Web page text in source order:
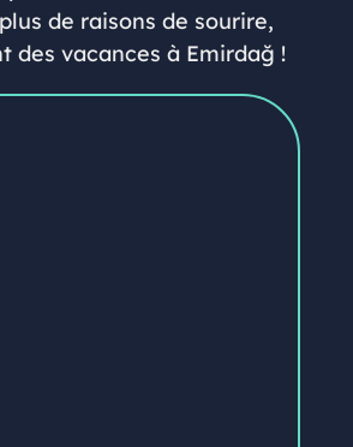
de raisons de sourire,
des vacances à Emirdağ !